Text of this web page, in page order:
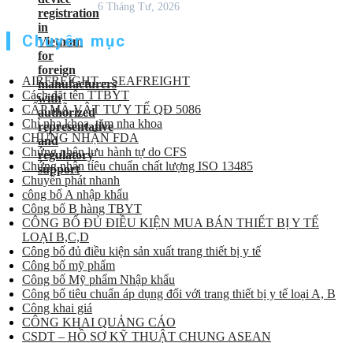
6 Tháng Tư, 2026
Chuyên mục
AIRFREIGHT – SEAFREIGHT
Cách đặt tên TTBYT
CẤP MÃ VẬT TƯ Y TẾ QĐ 5086
Chỉ nha khoa, tăm nha khoa
CHỨNG NHẬN FDA
Chứng nhận lưu hành tự do CFS
Chứng nhận tiêu chuẩn chất lượng ISO 13485
Chuyển phát nhanh
công bố A nhập khẩu
Công bố B hàng TBYT
CÔNG BỐ ĐỦ ĐIỀU KIỆN MUA BÁN THIẾT BỊ Y TẾ
LOẠI B,C,D
Công bố đủ điều kiện sản xuất trang thiết bị y tế
Công bố mỹ phẩm
Công bố Mỹ phẩm Nhập khẩu
Công bố tiêu chuẩn áp dụng đối với trang thiết bị y tế loại A, B
Công khai giá
CÔNG KHAI QUẢNG CÁO
CSDT – HỒ SƠ KỸ THUẬT CHUNG ASEAN